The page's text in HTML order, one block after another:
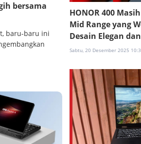
bersama
baru-baru ini
HONOR 400
Mid Range yang
Desain Elegan
Sabtu, 20 Desember 2025